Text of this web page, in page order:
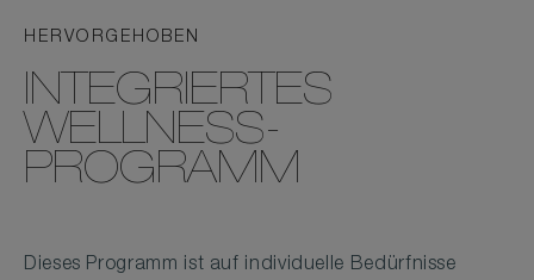
HERVORGEHOBEN
INTEGRIERTES
WELLNESS-
PROGRAMM
Dieses Programm ist auf individuelle Bedürfnisse